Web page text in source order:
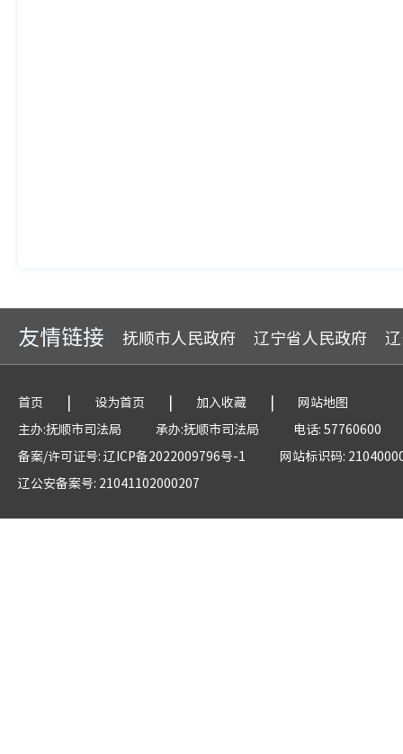
友情链接 抚顺市人民政府 辽宁省人民政府
首页 | 设为首页 | 加入收藏 |
网站地图
主办:抚顺市司法局
承办:抚顺市司法局
电话: 57760600
备案/许可证号: 辽ICP备2022009796号-1
网站标识码:
辽公安备案号: 21041102000207